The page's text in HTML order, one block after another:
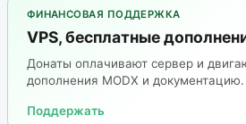
ФИНАНСОВАЯ ПОДДЕРЖКА
VPS, бесплатные
Донаты оплачивают сервер и
дополнения MODX и документацию.
Поддержать